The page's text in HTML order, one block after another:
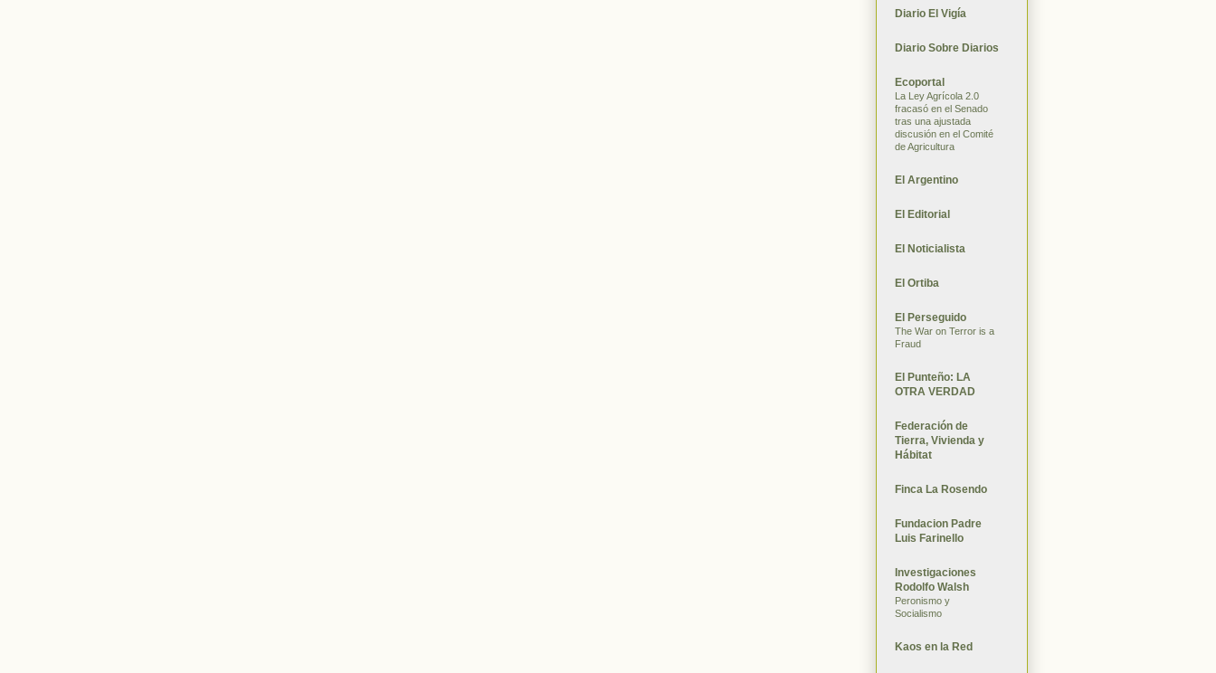
Diario El Vigía
Diario Sobre Diarios
Ecoportal
La Ley Agrícola 2.0
fracasó en el Senado
tras una ajustada
discusión en el Comité
de Agricultura
El Argentino
El Editorial
El Noticialista
El Ortiba
El Perseguido
The War on Terror is a
Fraud
El Punteño: LA
OTRA VERDAD
Federación de
Tierra, Vivienda y
Hábitat
Finca La Rosendo
Fundacion Padre
Luis Farinello
Investigaciones
Rodolfo Walsh
Peronismo y
Socialismo
Kaos en la Red